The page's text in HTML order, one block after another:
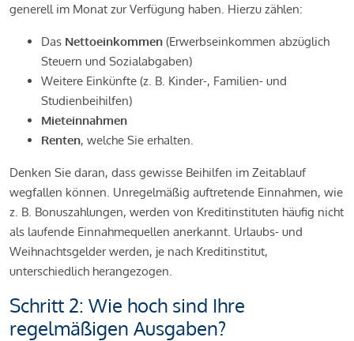
generell im Monat zur Verfügung haben. Hierzu zählen:
Das Nettoeinkommen (Erwerbseinkommen abzüglich
Steuern und Sozialabgaben)
Weitere Einkünfte (z. B. Kinder-, Familien- und
Studienbeihilfen)
Mieteinnahmen
Renten, welche Sie erhalten.
Denken Sie daran, dass gewisse Beihilfen im Zeitablauf
wegfallen können. Unregelmäßig auftretende Einnahmen, wie
z. B. Bonuszahlungen, werden von Kreditinstituten häufig nicht
als laufende Einnahmequellen anerkannt. Urlaubs- und
Weihnachtsgelder werden, je nach Kreditinstitut,
unterschiedlich herangezogen.
Schritt 2: Wie hoch sind Ihre
regelmäßigen Ausgaben?